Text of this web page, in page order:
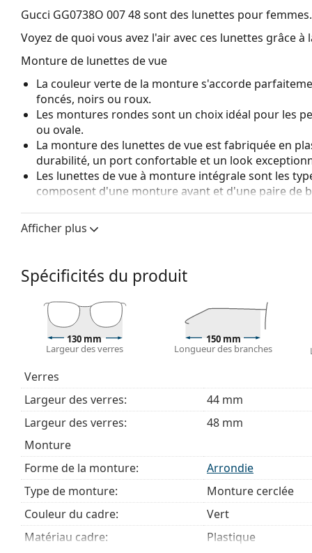
Gucci GG0738O 007 48sont des lunettes pour femmes.
Voyez de quoi vous avez l'air avec ces lunettes grâce
Monture de lunettes de vue
La couleur verte de la monture s'accorde
foncés, noirs ou roux.
Les montures rondes sont un choix idéal pour les
ou ovale.
La monture des lunettes de vue est fabriquée en
durabilité, un port confortable et un look
Les lunettes de vue à monture intégrale sont les
composent d'une monture avant et d'une paire de
fait qu'elles enferment entièrement le verre, et
de monture convient à tous les verres, y compris
Nous livrons les lunettes dans leur étui d'origine. La
Le chiffon fourni est idéal pour le nettoyage et
livrés avec un sac en tissu au lieu d'un chiffon.
Explorez la gamme complète delunettes de vue pour
des lunettessi vous avez besoin d'aide pour choisir.
Ceci est un dispositif médical. Lisez le mode d'emploi
Afficher plus
Spécificités du produit
130 mm
Largeur des verres
150 mm
Longueur des branches
Verres
Largeur des verres:
44 mm
Largeur des verres:
48 mm
Monture
Forme de la monture:
Arrondie
Type de monture:
Monture cerclée
Couleur du cadre:
Vert
Matériau cadre:
Plastique